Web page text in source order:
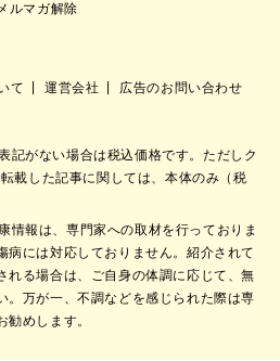
ルマガ解除
て 運営会社
広告のお問い合わせ
記がない場合は税込価格です。ただしク
載した記事に関しては、本体のみ（税
情報は、専門家への取材を行っておりま
病には対応しておりません。紹介されて
れる場合は、ご自身の体調に応じて、無
。万が一、不調などを感じられた際は専
めします。